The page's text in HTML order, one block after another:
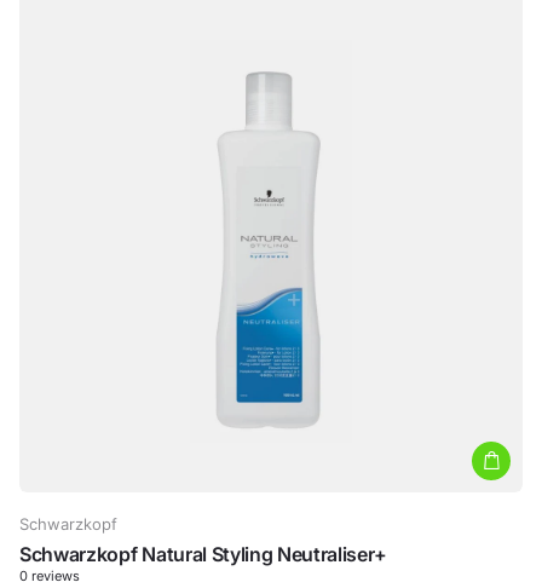
Schwarzkopf
Schwarzkopf Natural Styling Neutraliser+
0 reviews